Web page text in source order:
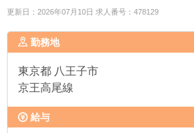
更新日：2026年07月10日 求人番号：478129
勤務地
東京都 八王子市
京王高尾線
給与